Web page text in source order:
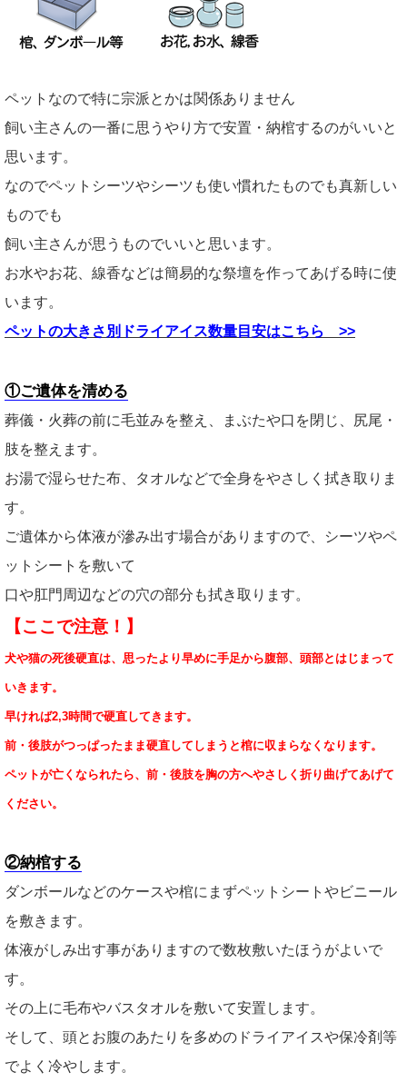
ペットなので特に宗派とかは関係ありません
飼い主さんの一番に思うやり方で安置・納棺するのがいいと
思います。
なのでペットシーツやシーツも使い慣れたものでも真新しい
ものでも
飼い主さんが思うものでいいと思います。
お水やお花、線香などは簡易的な祭壇を作ってあげる時に使
います。
ペットの大きさ別ドライアイス数量目安はこちら >>
①ご遺体を清める
葬儀・火葬の前に毛並みを整え、まぶたや口を閉じ、尻尾・
肢を整えます。
お湯で湿らせた布、タオルなどで全身をやさしく拭き取りま
す。
ご遺体から体液が滲み出す場合がありますので、シーツやペ
ットシートを敷いて
口や肛門周辺などの穴の部分も拭き取ります。
【ここで注意！】
犬や猫の死後硬直は、思ったより早めに手足から腹部、頭部とはじまって
いきます。
早ければ2,3時間で硬直してきます。
前・後肢がつっぱったまま硬直してしまうと棺に収まらなくなります。
ペットが亡くなられたら、前・後肢を胸の方へやさしく折り曲げてあげて
ください。
②納棺する
ダンボールなどのケースや棺にまずペットシートやビニール
を敷きます。
体液がしみ出す事がありますので数枚敷いたほうがよいで
す。
その上に毛布やバスタオルを敷いて安置します。
そして、頭とお腹のあたりを多めのドライアイスや保冷剤等
でよく冷やします。